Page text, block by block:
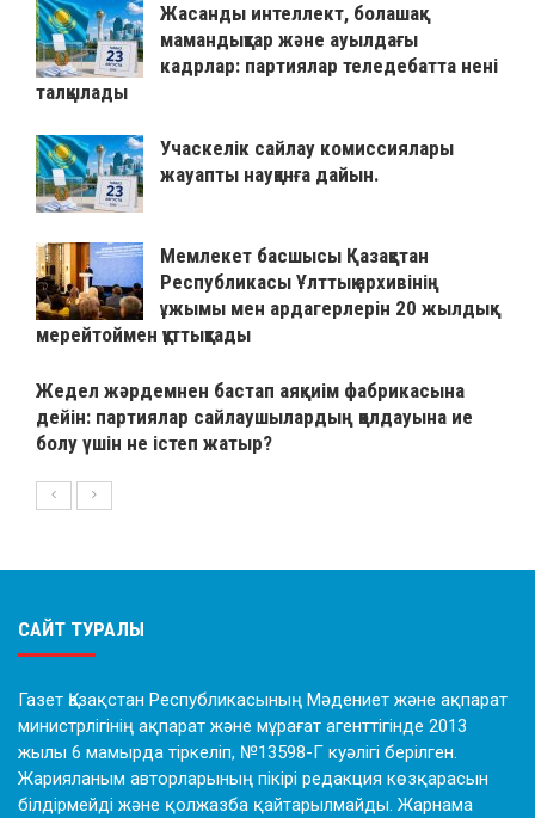
Жасанды интеллект, болашақ
мамандықтар және ауылдағы
кадрлар: партиялар теледебатта нені
талқылады
Учаскелік сайлау комиссиялары
жауапты науқанға дайын.
Мемлекет басшысы Қазақстан
Республикасы Ұлттық архивінің
ұжымы мен ардагерлерін 20 жылдық
мерейтоймен құттықтады
Жедел жәрдемнен бастап аяқкиім фабрикасына
дейін: партиялар сайлаушылардың қолдауына ие
болу үшін не істеп жатыр?
САЙТ ТУРАЛЫ
Газет Қазақстан Республикасының Мәдениет және ақпарат
министрлігінің ақпарат және мұрағат агенттігінде 2013
жылы 6 мамырда тіркеліп, №13598-Г куәлігі берілген.
Жарияланым авторларының пікірі редакция көзқарасын
білдірмейді және қолжазба қайтарылмайды. Жарнама